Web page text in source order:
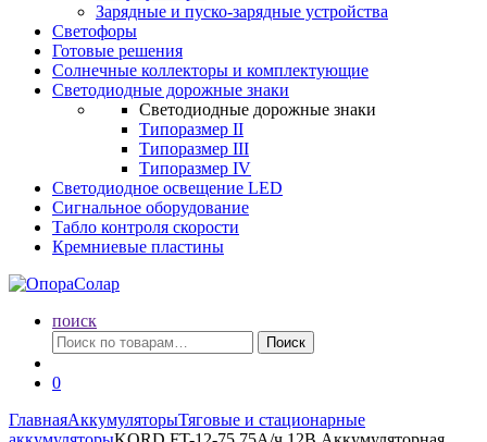
Зарядные и пуско-зарядные устройства
Светофоры
Готовые решения
Солнечные коллекторы и комплектующие
Светодиодные дорожные знаки
Светодиодные дорожные знаки
Типоразмер II
Типоразмер III
Типоразмер IV
Светодиодное освещение LED
Сигнальное оборудование
Табло контроля скорости
Кремниевые пластины
поиск
Искать:
Поиск
0
ГлавнаяАккумуляторыТяговые и стационарные